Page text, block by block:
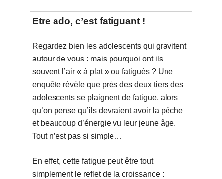
Etre ado, c’est fatiguant !
Regardez bien les adolescents qui gravitent
autour de vous : mais pourquoi ont ils
souvent l’air « à plat » ou fatigués ? Une
enquête révèle que près des deux tiers des
adolescents se plaignent de fatigue, alors
qu’on pense qu’ils devraient avoir la pêche
et beaucoup d’énergie vu leur jeune âge.
Tout n’est pas si simple…
En effet, cette fatigue peut être tout
simplement le reflet de la croissance :